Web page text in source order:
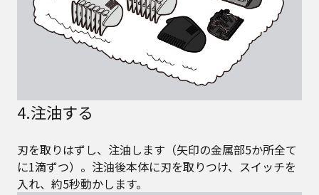
4.注油する
刃を取りはずし、注油します（矢印の金属部5か所全て
に1滴ずつ）。注油後本体に刃を取りつけ、スイッチを
入れ、約5秒動かします。